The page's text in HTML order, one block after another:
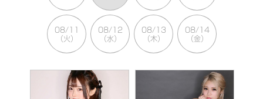
08/11
（火）
08/12
（水）
08/13
（木）
08/14
（金）